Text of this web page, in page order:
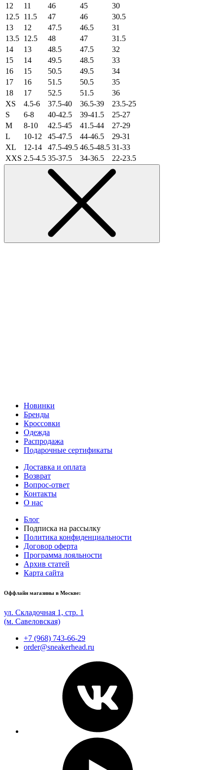
12
11 46 45
30
12.5 11.5 47 46
30.5
13
12 47.5 46.5
31
13.5 12.5 48 47
31.5
14
13 48.5 47.5
32
15
14 49.5 48.5
33
16
15 50.5 49.5
34
17
16 51.5 50.5
35
18
17 52.5 51.5
36
XS
4.5-6 37.5-40 36.5-39
23.5-25
S
6-8 40-42.5 39-41.5
25-27
M
8-10 42.5-45 41.5-44
27-29
L
10-12 45-47.5 44-46.5
29-31
XL
12-14 47.5-49.5 46.5-48.5 31-33
XXS 2.5-4.5 35-37.5 34-36.5 22-23.5
Новинки
Бренды
Кроссовки
Одежда
Распродажа
Подарочные сертификаты
Доставка и оплата
Возврат
Вопрос-ответ
Контакты
О нас
Блог
Подписка на рассылку
Политика конфиденциальности
Договор оферта
Программа лояльности
Архив статей
Карта сайта
Оффлайн магазины в Москве:
ул. Складочная 1, стр. 1
(м. Савеловская)
+7 (968) 743-66-29
order@sneakerhead.ru